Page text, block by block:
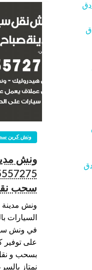
ونش كرين
ونش
سحب
ونش مدينة
السيارات
في ونش
على توفير
بسحب و
نمتاز